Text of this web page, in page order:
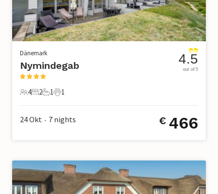
Dänemark
Nymindegab
4 Gäste
4
2 Schlafzimmer
2
1 Badezimmer
1
1 Haustier
1
4.5
out of 5
24 Okt • 7 nights € 466